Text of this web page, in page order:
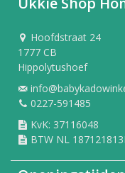
Hoofdstraat 24
1777 CB
Hippolytushoef
0227-591485
KvK: 37116048
BTW NL